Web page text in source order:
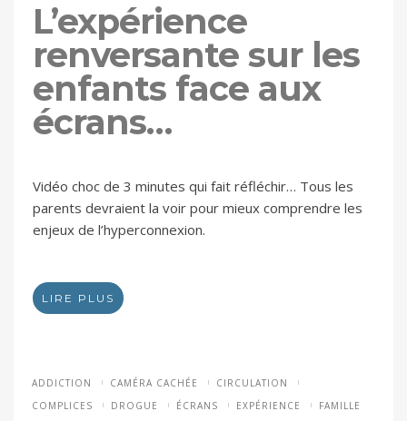
L’expérience
renversante sur les
enfants face aux
écrans…
Vidéo choc de 3 minutes qui fait réfléchir… Tous les
parents devraient la voir pour mieux comprendre les
enjeux de l’hyperconnexion.
LIRE PLUS
ADDICTION CAMÉRA CACHÉE
CIRCULATION
COMPLICES
DROGUE ÉCRANS EXPÉRIENCE
FAMILLE